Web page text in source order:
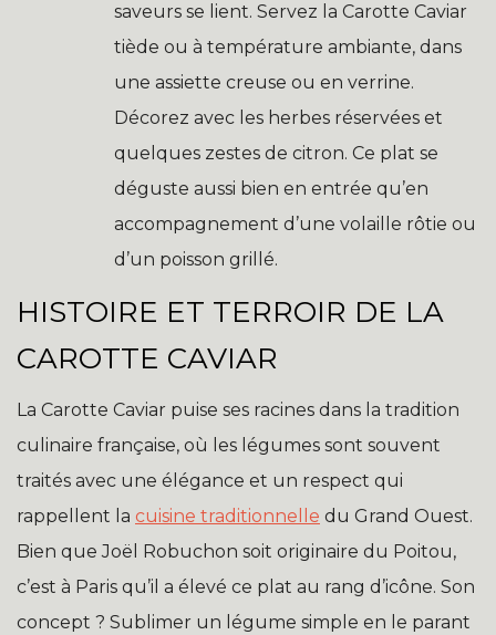
saveurs se lient. Servez la Carotte Caviar
tiède ou à température ambiante, dans
une assiette creuse ou en verrine.
Décorez avec les herbes réservées et
quelques zestes de citron. Ce plat se
déguste aussi bien en entrée qu’en
accompagnement d’une volaille rôtie ou
d’un poisson grillé.
HISTOIRE ET TERROIR DE LA
CAROTTE CAVIAR
La Carotte Caviar puise ses racines dans la tradition
culinaire française, où les légumes sont souvent
traités avec une élégance et un respect qui
rappellent la cuisine traditionnelle du Grand Ouest.
Bien que Joël Robuchon soit originaire du Poitou,
c’est à Paris qu’il a élevé ce plat au rang d’icône. Son
concept ? Sublimer un légume simple en le parant